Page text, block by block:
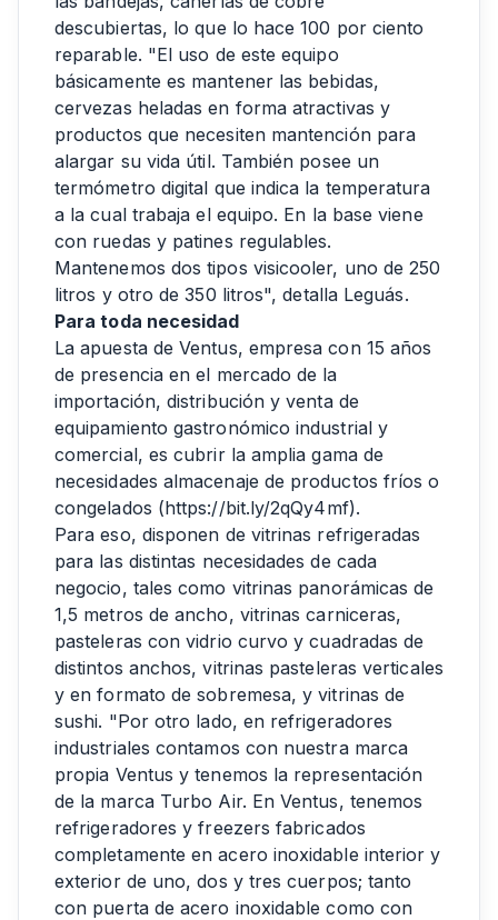
descubiertas, lo que lo hace 100 por ciento
reparable. "El uso de este equipo
básicamente es mantener las bebidas,
cervezas heladas en forma atractivas y
productos que necesiten mantención para
alargar su vida útil. También posee un
termómetro digital que indica la temperatura
a la cual trabaja el equipo. En la base viene
con ruedas y patines regulables.
Mantenemos dos tipos visicooler, uno de 250
litros y otro de 350 litros", detalla Leguás.
Para toda necesidad
La apuesta de Ventus, empresa con 15 años
de presencia en el mercado de la
importación, distribución y venta de
equipamiento gastronómico industrial y
comercial, es cubrir la amplia gama de
necesidades almacenaje de productos fríos o
congelados (https://bit.ly/2qQy4mf).
Para eso, disponen de vitrinas refrigeradas
para las distintas necesidades de cada
negocio, tales como vitrinas panorámicas de
1,5 metros de ancho, vitrinas carniceras,
pasteleras con vidrio curvo y cuadradas de
distintos anchos, vitrinas pasteleras verticales
y en formato de sobremesa, y vitrinas de
sushi. "Por otro lado, en refrigeradores
industriales contamos con nuestra marca
propia Ventus y tenemos la representación
de la marca Turbo Air. En Ventus, tenemos
refrigeradores y freezers fabricados
completamente en acero inoxidable interior y
exterior de uno, dos y tres cuerpos; tanto
con puerta de acero inoxidable como con